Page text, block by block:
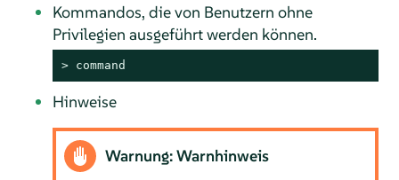
Kommandos, die von Benutzern ohne
Privilegien ausgeführt werden können.
> command
Hinweise
Warnung: Warnhinweis